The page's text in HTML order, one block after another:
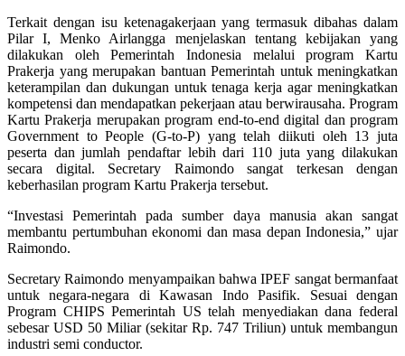
Terkait dengan isu ketenagakerjaan yang termasuk dibahas dalam
Pilar I, Menko Airlangga menjelaskan tentang kebijakan yang
dilakukan oleh Pemerintah Indonesia melalui program Kartu
Prakerja yang merupakan bantuan Pemerintah untuk meningkatkan
keterampilan dan dukungan untuk tenaga kerja agar meningkatkan
kompetensi dan mendapatkan pekerjaan atau berwirausaha. Program
Kartu Prakerja merupakan program end-to-end digital dan program
Government to People (G-to-P) yang telah diikuti oleh 13 juta
peserta dan jumlah pendaftar lebih dari 110 juta yang dilakukan
secara digital. Secretary Raimondo sangat terkesan dengan
keberhasilan program Kartu Prakerja tersebut.
“Investasi Pemerintah pada sumber daya manusia akan sangat
membantu pertumbuhan ekonomi dan masa depan Indonesia,” ujar
Raimondo.
Secretary Raimondo menyampaikan bahwa IPEF sangat bermanfaat
untuk negara-negara di Kawasan Indo Pasifik. Sesuai dengan
Program CHIPS Pemerintah US telah menyediakan dana federal
sebesar USD 50 Miliar (sekitar Rp. 747 Triliun) untuk membangun
industri semi conductor.